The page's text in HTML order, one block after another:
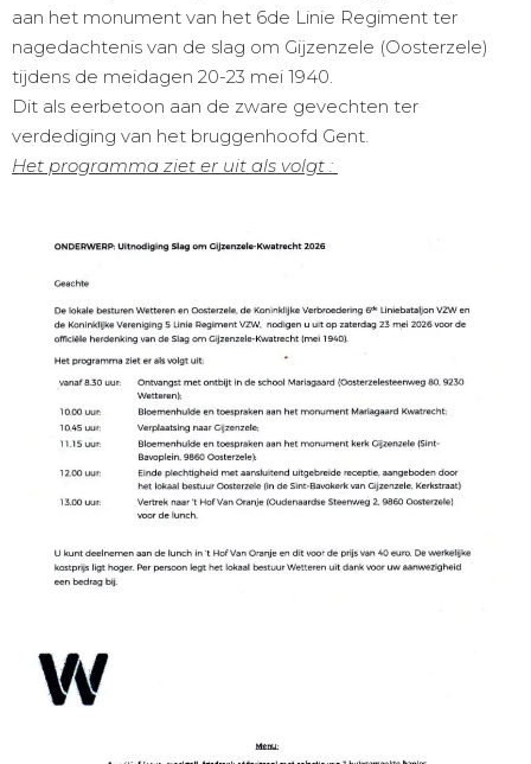
aan het monument van het 6de Linie Regiment ter
nagedachtenis van de slag om Gijzenzele (Oosterzele)
tijdens de meidagen 20-23 mei 1940.
Dit als eerbetoon aan de zware gevechten ter
verdediging van het bruggenhoofd Gent.
Het programma ziet er uit als volgt :